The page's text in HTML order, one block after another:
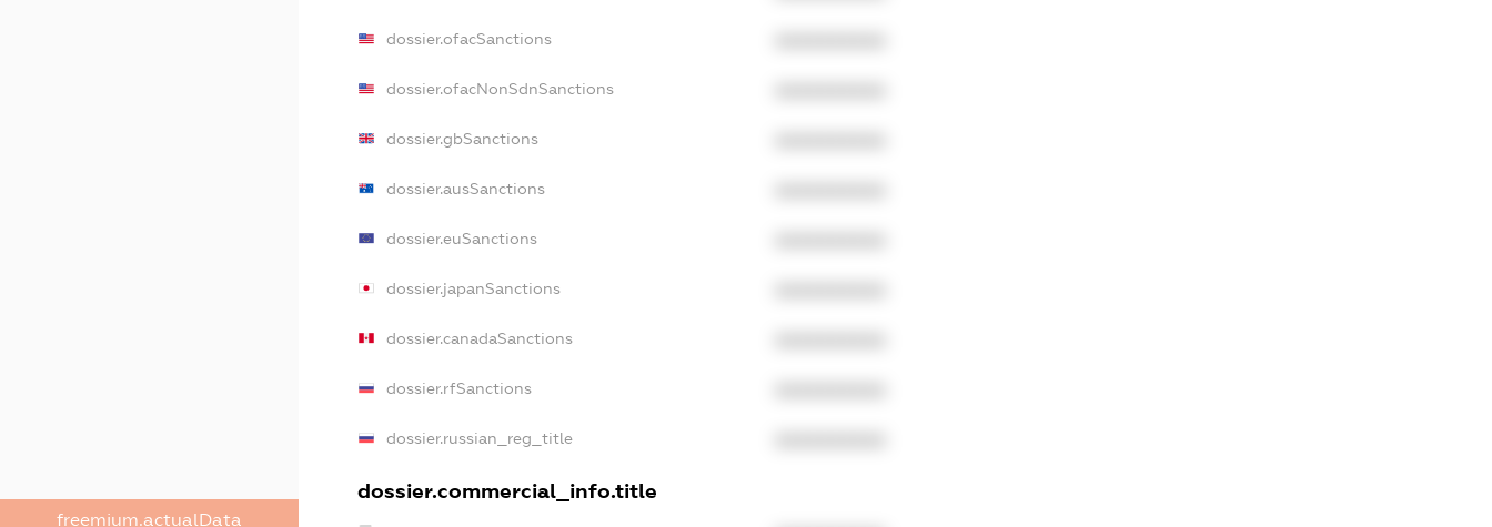
freemium.actualData
dossier.ofacSanctions
dossier.ofacNonSdnSanctions
dossier.gbSanctions
dossier.ausSanctions
dossier.euSanctions
dossier.japanSanctions
dossier.canadaSanctions
dossier.rfSanctions
dossier.russian_reg_title
dossier.commercial_info.title